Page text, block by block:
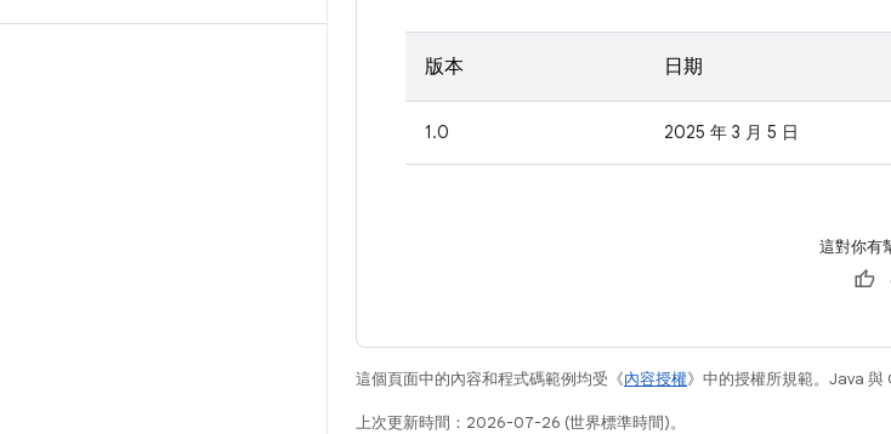
版本 日期
1.0 2025 年 3 月 5 日
這對你有
這個頁面中的內容和程式碼範例均受《內容授權》中的授權所規範。Java 與
上次更新時間：2026-07-26 (世界標準時間)。